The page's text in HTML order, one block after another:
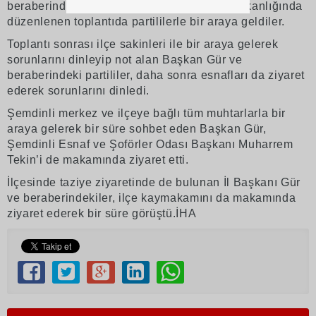
beraberindekiler, AK Parti Şemdinli İlçe Başkanlığında
düzenlenen toplantıda partililerle bir araya geldiler.
Toplantı sonrası ilçe sakinleri ile bir araya gelerek
sorunlarını dinleyip not alan Başkan Gür ve
beraberindeki partililer, daha sonra esnafları da ziyaret
ederek sorunlarını dinledi.
Şemdinli merkez ve ilçeye bağlı tüm muhtarlarla bir
araya gelerek bir süre sohbet eden Başkan Gür,
Şemdinli Esnaf ve Şoförler Odası Başkanı Muharrem
Tekin’i de makamında ziyaret etti.
İlçesinde taziye ziyaretinde de bulunan İl Başkanı Gür
ve beraberindekiler, ilçe kaymakamını da makamında
ziyaret ederek bir süre görüştü.İHA